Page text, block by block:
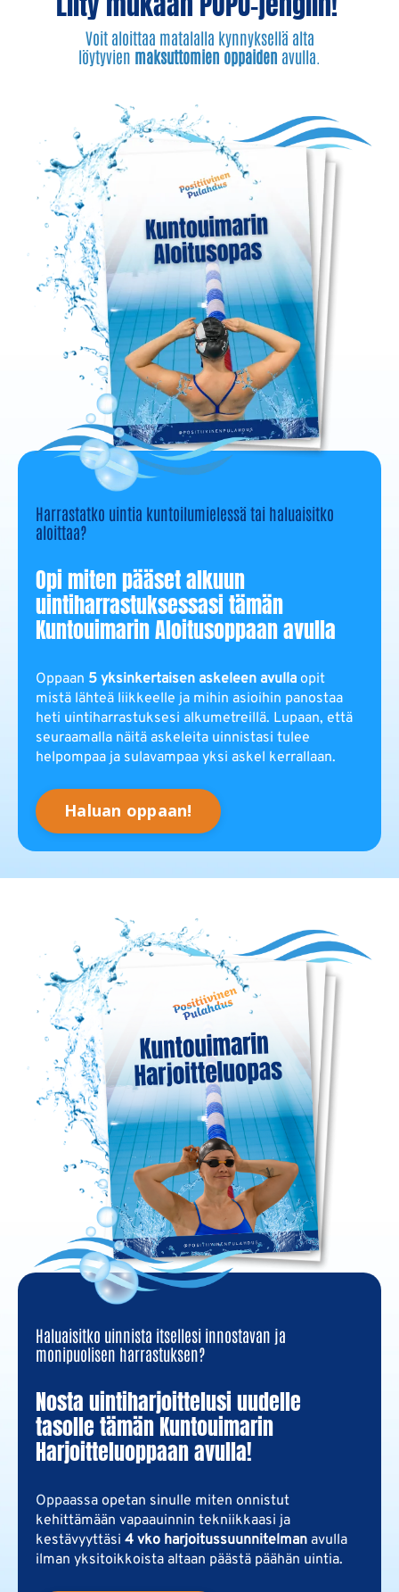
Voit aloittaa matalalla kynnyksellä alta
löytyvien maksuttomien oppaiden avulla.
Harrastatko uintia kuntoilumielessä tai haluaisitko
aloittaa?
Opi miten pääset alkuun
uintiharrastuksessasi tämän
Kuntouimarin Aloitusoppaan avulla
Oppaan 5 yksinkertaisen askeleen avulla opit
mistä lähteä liikkeelle ja mihin asioihin panostaa
heti uintiharrastuksesi alkumetreillä. Lupaan, että
seuraamalla näitä askeleita uinnistasi tulee
helpompaa ja sulavampaa yksi askel kerrallaan.
Haluan oppaan!
Haluaisitko uinnista itsellesi innostavan ja
monipuolisen harrastuksen?
Nosta uintiharjoittelusi uudelle
tasolle tämän Kuntouimarin
Harjoitteluoppaan avulla!
Oppaassa opetan sinulle miten onnistut
kehittämään vapaauinnin tekniikkaasi ja
kestävyyttäsi 4 vko harjoitussuunnitelman avulla
ilman yksitoikkoista altaan päästä päähän uintia.